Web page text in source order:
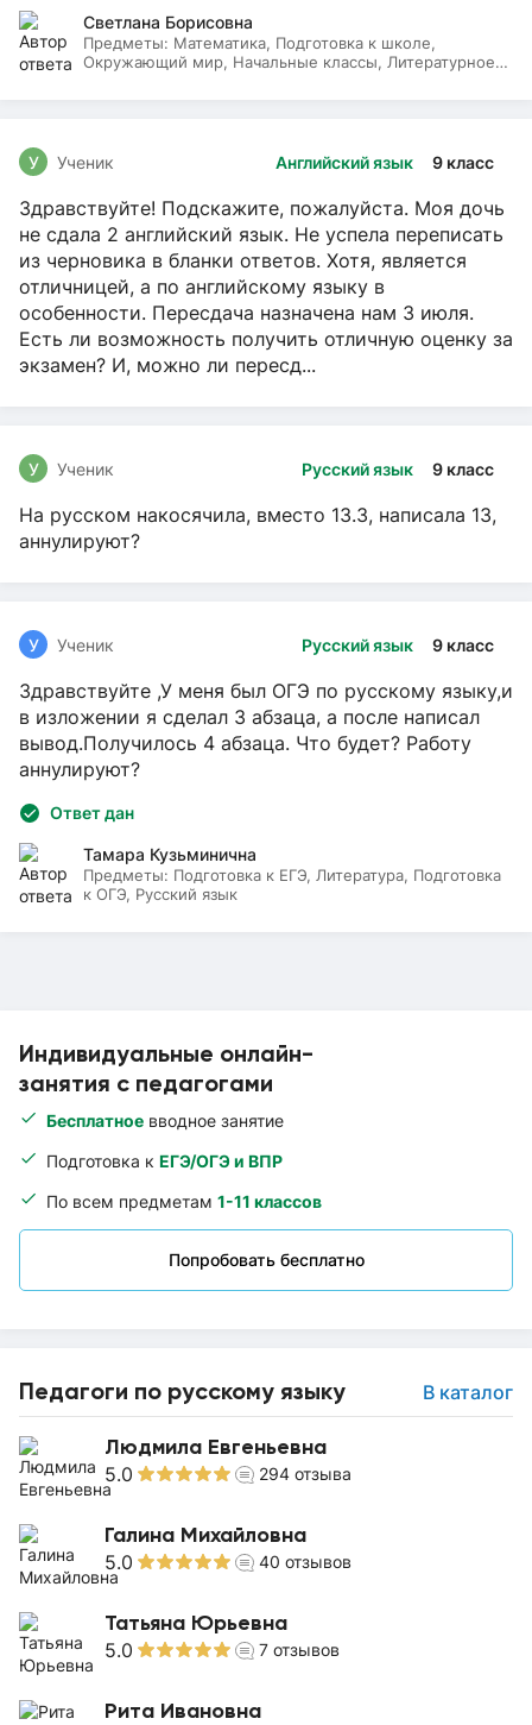
Индивидуальные онлайн-
занятия с педагогами
Бесплатное вводное занятие
Подготовка к ЕГЭ/ОГЭ и ВПР
По всем предметам 1-11 классов
Попробовать бесплатно
Педагоги по русскому языку В каталог
Людмила Евгеньевна
5.0 294 отзыва
Галина Михайловна
5.0 40 отзывов
Татьяна Юрьевна
5.0 7 отзывов
Рита Ивановна
Светлана Борисовна
Предметы: Математика, Подготовка к школе,
Окружающий мир, Начальные классы, Литературное
Английский язык 9 класс
У Ученик
Здравствуйте! Подскажите, пожалуйста. Моя дочь
не сдала 2 английский язык. Не успела переписать
из черновика в бланки ответов. Хотя, является
отличницей, а по английскому языку в
особенности. Пересдача назначена нам 3 июля.
Есть ли возможность получить отличную оценку за
экзамен? И, можно ли пересд...
Русский язык 9 класс
У Ученик
На русском накосячила, вместо 13.3, написала 13,
аннулируют?
Русский язык 9 класс
У Ученик
Здравствуйте ,У меня был ОГЭ по русскому языку,и
в изложении я сделал 3 абзаца, а после написал
вывод.Получилось 4 абзаца. Что будет? Работу
аннулируют?
Ответ дан
Тамара Кузьминична
Предметы: Подготовка к ЕГЭ, Литература, Подготовка
к ОГЭ, Русский язык